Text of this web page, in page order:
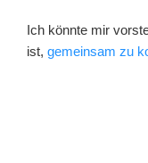
Ich könnte mir
ist, gemeinsam zu